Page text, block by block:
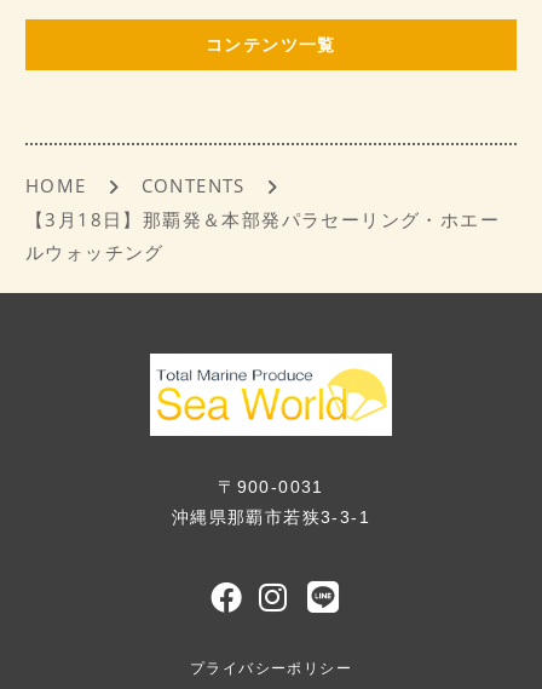
b
o
k
コンテンツ一覧
HOME
CONTENTS
【3月18日】那覇発＆本部発パラセーリング・ホエー
ルウォッチング
〒900-0031
沖縄県那覇市若狭3-3-1
プライバシーポリシー